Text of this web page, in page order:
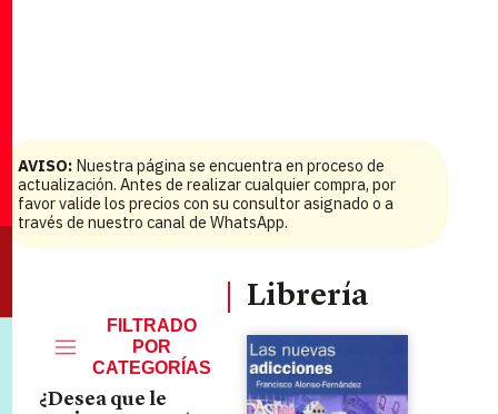
AVISO: Nuestra página se encuentra en proceso de
actualización. Antes de realizar cualquier compra, por
favor valide los precios con su consultor asignado o a
través de nuestro canal de WhatsApp.
FILTRADO
POR
CATEGORÍAS
¿Desea que le
Librería